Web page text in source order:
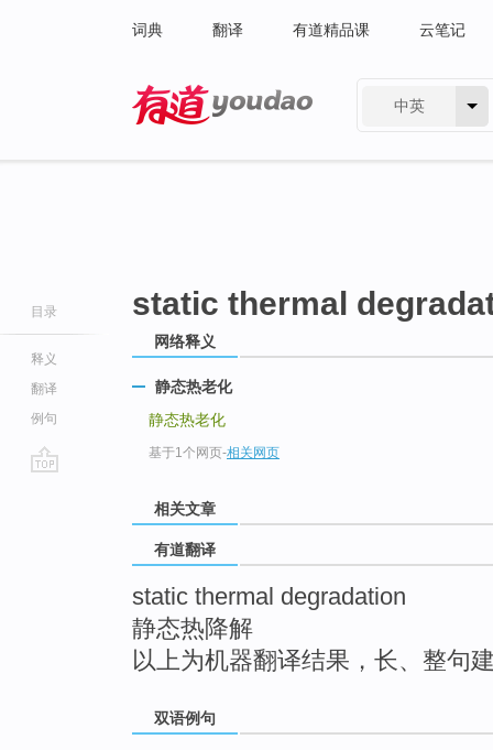
词典 翻译 有道精品课 云笔记
中英
目录
释义
翻译
例句
static thermal
网络释义
静态热老化
静态热老化
基于1个网页-相关网页
相关文章
有道翻译
static thermal degradation
静态热降解
以上为机器翻译结果，长、整句
双语例句